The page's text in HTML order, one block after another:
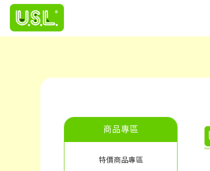
商品專區
特價商品專區